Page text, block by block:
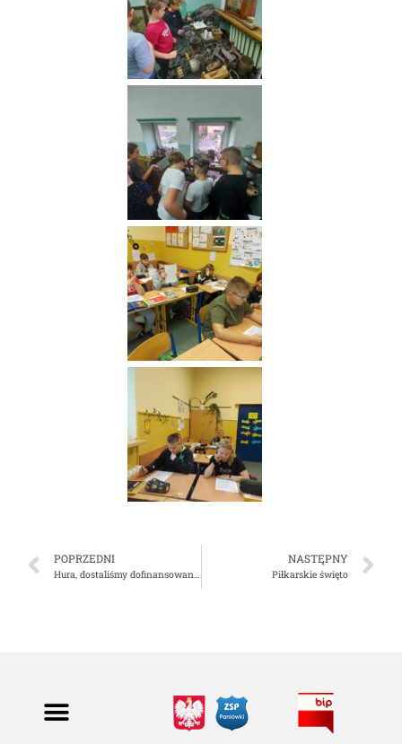
POPRZEDNI
Hura, dostaliśmy dofinansowanie…
NASTĘPNY
Piłkarskie święto